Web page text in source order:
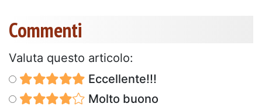
Commenti
Valuta questo articolo:
Eccellente!!!
Molto buono